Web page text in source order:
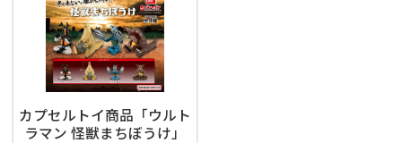
カプセルトイ商品「ウルト
ラマン 怪獣まちぼうけ」